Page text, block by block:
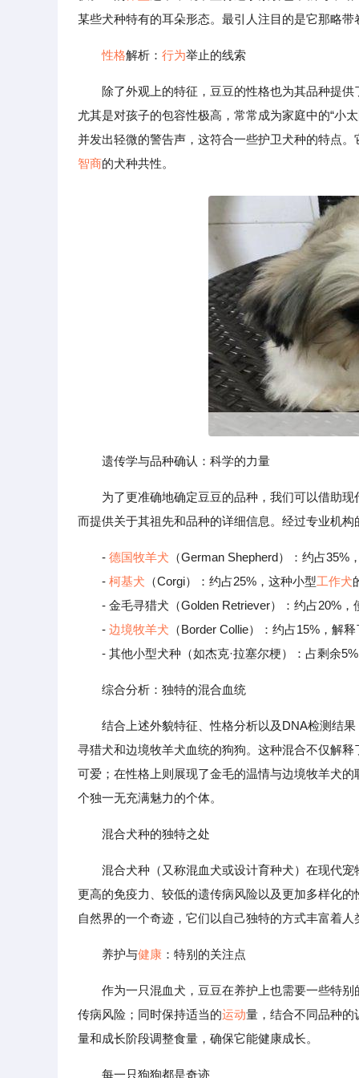
某些犬种特有的耳朵形态。最引人注目的是它那略
性格解析： 行为举止的线索
除了外观上的特征，豆豆的性格也为其品种提
尤其是对孩子的包容性极高，常常成为家庭中的“小
并发出轻微的警告声，这符合一些护卫犬种的特点。
智商的犬种共性。
遗传学与品种确认：科学的力量
为了更准确地确定豆豆的品种，我们可以借助
而提供关于其祖先和品种的详细信息。经过专业机
- 德国牧羊犬 （German Shepherd）：约占
- 柯基犬 （Corgi）：约占25%，这种小型工作犬
- 金毛寻猎犬（Golden Retriever）：约占20%，
- 边境牧羊犬 （Border Collie）：约占15%，解
- 其他小型犬种（如杰克·拉塞尔梗）：占剩余
综合分析：独特的混合血统
结合上述外貌特征、性格分析以及DNA检测结
寻猎犬和边境牧羊犬血统的狗狗。这种混合不仅解
可爱；在性格上则展现了金毛的温情与边境牧羊犬
个独一无充满魅力的个体。
混合犬种的独特之处
混合犬种（又称混血犬或设计育种犬）在现代
更高的免疫力、较低的遗传病风险以及更加多样化
自然界的一个奇迹，它们以自己独特的方式丰富着人
养护与健康 ：特别的关注点
作为一只混血犬，豆豆在养护上也需要一些特
传病风险；同时保持适当的运动量，结合不同品种的
量和成长阶段调整食量，确保它能健康成长。
每一只狗狗都是奇迹